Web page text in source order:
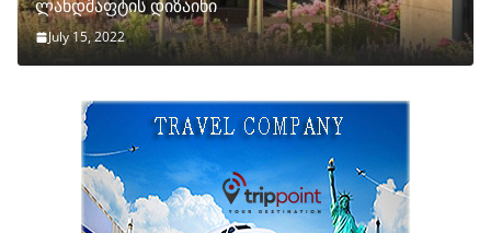
ლანდშაფტის დიზაინი
July 15, 2022